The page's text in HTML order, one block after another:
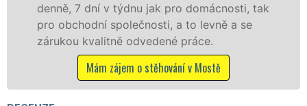
pro domácnosti, tak
a to levně a se
práce.
celém okresu Most se
franchisové sítě EXTRA
Nabízíme stěhovací
včetně víkendů a svátků
Mám zájem o stěhovací